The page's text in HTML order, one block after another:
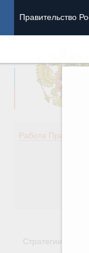
Правительство
Работа
Стратегии